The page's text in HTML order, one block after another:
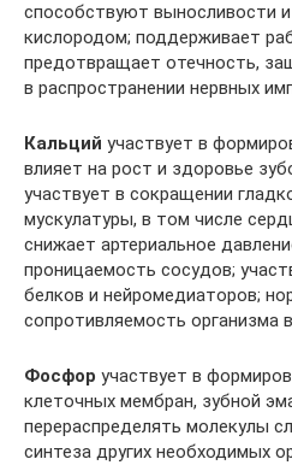
способствуют выносливости
кислородом; поддерживает
предотвращает отечность,
в распространении нервных
Кальций участвует в
влияет на рост и здоровье
участвует в сокращении
мускулатуры, в том числе
снижает артериальное
проницаемость сосудов;
белков и нейромедиаторов;
сопротивляемость организма
Фосфор участвует в
клеточных мембран, зубной
перераспределять молекулы
синтеза других необходимых